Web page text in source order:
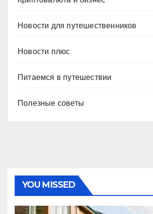
Новости для путешественников
Новости плюс
Питаемся в путешествии
Полезные советы
YOU MISSED